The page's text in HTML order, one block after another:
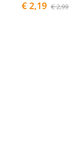
€ 2,19 € 2,99